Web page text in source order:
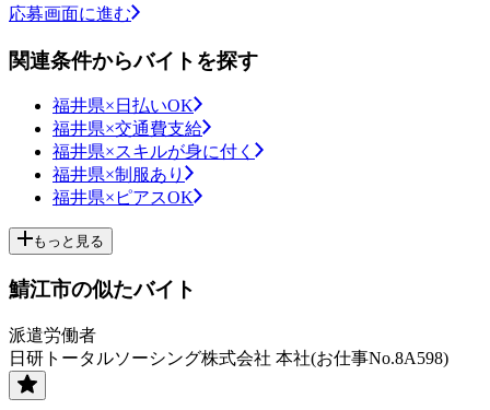
応募画面に進む
関連条件からバイトを探す
福井県×日払いOK
福井県×交通費支給
福井県×スキルが身に付く
福井県×制服あり
福井県×ピアスOK
もっと見る
鯖江市の似たバイト
派遣労働者
日研トータルソーシング株式会社 本社(お仕事No.8A598)